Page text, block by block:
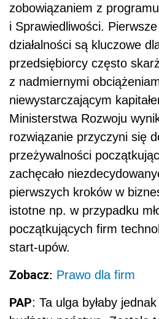
zobowiązaniem z
i Sprawiedliwości.
działalności są kluczowe
przedsiębiorcy często
z nadmiernymi
niewystarczającym
Ministerstwa Rozwoju
rozwiązanie przyczyni się
przeżywalności
zachęcało
pierwszych kroków w
istotne np. w przypadku
początkujących firm
start-upów.
Zobacz: Prawo dla firm
PAP: Ta ulga byłaby